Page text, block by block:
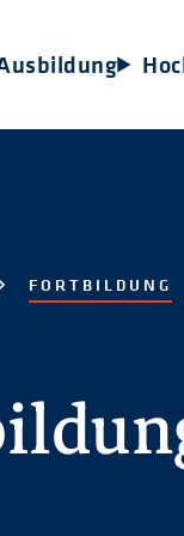
FORTBILDUNG